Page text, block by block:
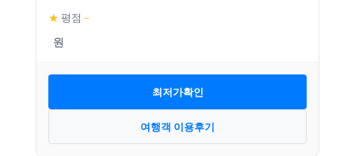
★ 평점 –
최저가확인
여행객 이용후기